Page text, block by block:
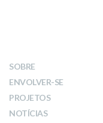
SOBRE
ENVOLVER-SE
PROJETOS
NOTÍCIAS